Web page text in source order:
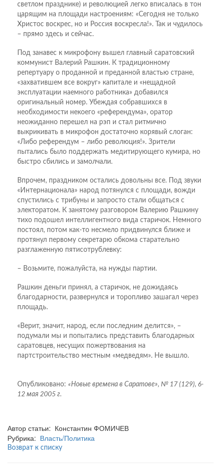
светлом празднике) и революцией легко вписалась в тон
царящим на площади настроениям: «Сегодня не только
Христос воскрес, но и Россия воскресла!». Так и чудилось
– прямо здесь и сейчас.
Под занавес к микрофону вышел главный саратовский
коммунист Валерий Рашкин. К традиционному
репертуару о проданной и преданной властью стране,
«захватившем все вокруг» капитале и «нещадной
эксплуатации наемного работника» добавился
оригинальный номер. Убеждая собравшихся в
необходимости некоего «референдума», оратор
неожиданно перешел на рэп и стал ритмично
выкрикивать в микрофон достаточно корявый слоган:
«Либо референдум – либо революция!». Зрители
пытались было поддержать медитирующего кумира, но
быстро сбились и замолчали.
Впрочем, праздником остались довольны все. Под звуки
«Интернационала» народ потянулся с площади, вожди
спустились с трибуны и запросто стали общаться с
электоратом. К занятому разговором Валерию Рашкину
тихо подошел интеллигентного вида старичок. Немного
постоял, потом как-то несмело придвинулся ближе и
протянул первому секретарю обкома старательно
разглаженную пятисотрублевку:
– Возьмите, пожалуйста, на нужды партии.
Рашкин деньги принял, а старичок, не дожидаясь
благодарности, развернулся и торопливо зашагал через
площадь.
«Верит, значит, народ, если последним делится», –
подумали мы и попытались представить благодарных
саратовцев, несущих пожертвования на
партстроительство местным «медведям». Не вышло.
Опубликовано: «Новые времена в Саратове», № 17 (129), 6-
12 мая 2005 г.
Автор статьи: Константин ФОМИЧЕВ
Рубрика: Власть/Политика
Возврат к списку